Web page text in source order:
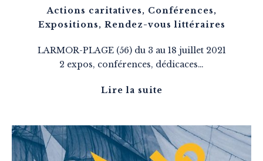
Actions caritatives, Conférences,
Expositions, Rendez-vous littéraires
LARMOR-PLAGE (56) du 3 au 18 juillet 2021
2 expos, conférences, dédicaces…
Lire la suite